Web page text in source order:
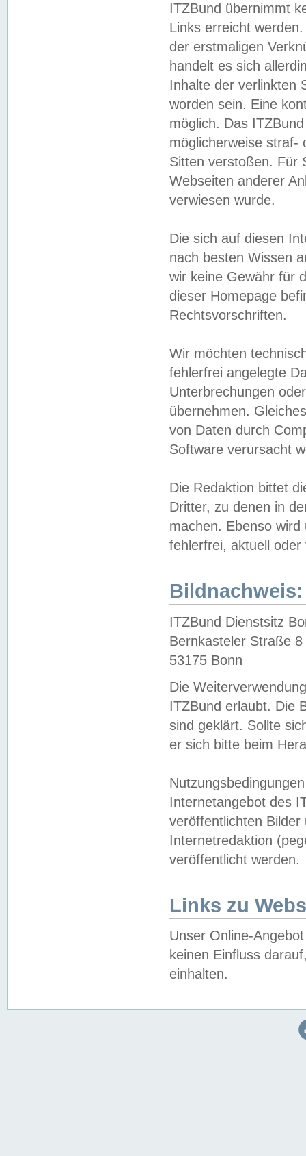
ITZBund übernimmt
Links erreicht
der erstmaligen
handelt es sich
Inhalte der verlinkten
worden sein. Eine
möglich. Das
möglicherweise straf-
Sitten verstoßen. Für
Webseiten anderer
verwiesen wurde.
Die sich auf diesen
nach besten Wissen
wir keine Gewähr für
dieser Homepage
Rechtsvorschriften.
Wir möchten
fehlerfrei angelegte
Unterbrechungen
übernehmen.
von Daten durch
Software verursacht
Die Redaktion bittet
Dritter, zu denen in
machen. Ebenso
fehlerfrei, aktuell oder
Bildnachweis:
ITZBund Dienstsitz
Bernkasteler Straße 8
53175 Bonn
Die
ITZBund erlaubt. Die
sind geklärt. Sollte
er sich bitte beim
Internetangebot des
veröffentlichten
Internetredaktion
veröffentlicht werden.
Links zu
Unser Online-
keinen Einfluss
einhalten.